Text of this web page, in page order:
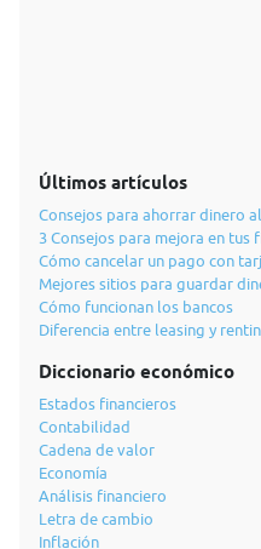
Últimos artículos
Consejos para ahorrar dinero
3 Consejos para mejora en tus
Cómo cancelar un pago con
Mejores sitios para guardar
Cómo funcionan los bancos
Diferencia entre leasing y
Diccionario económico
Estados financieros
Contabilidad
Cadena de valor
Economía
Análisis financiero
Letra de cambio
Inflación